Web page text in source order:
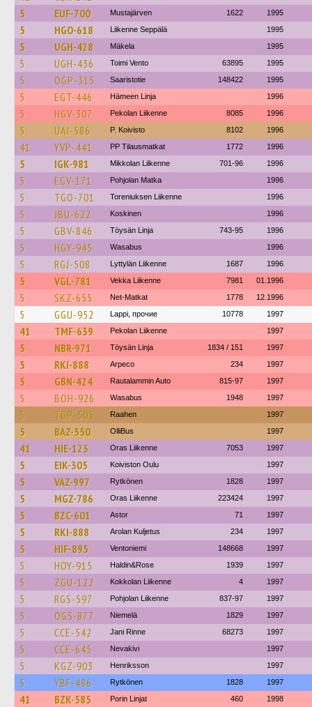
5 EUF-700 Mustajärven 1622 1995
5 HGO-618 Liikenne Seppälä 1995
5 UGH-428 Mäkela 1995
5 UGH-436 Toimi Vento 63895 1995
5 OGP-315 Saaristotie 148422 1995
5 EGT-446 Hämeen Linja 1996
5 HGV-307 Pekolan Liikenne 8085 1996
5 UAI-586 P. Koivisto 8102 1996
41 YVP-441 PP Tilausmatkat 1772 1996
5 IGK-981 Mikkolan Liikenne 701-96 1996
5 EGV-171 Pohjolan Matka 1996
5 TGO-701 Toreniuksen Liikenne 1996
5 JBU-622 Koskinen 1996
5 GBV-846 Töysän Linja 743-95 1996
5 HGY-945 Wasabus 1996
5 RGJ-508 Lyttylän Liikenne 1687 1996
5 VGL-781 Vekka Liikenne 7981 01.1996
5 SKZ-655 Net-Matkat 1778 12.1996
5 GGU-952 Lappi, прочие 10778 1997
41 TMF-639 Pekolan Liikenne 1997
5 NBR-971 Töysän Linja 1834 / 151 1997
5 RKI-888 Arpeco 234 1997
5 GBN-424 Rautalammin Auto 815-97 1997
5 BOH-926 Wasabus 1948 1997
5 TGP-505 Raahen 1997
5 BAZ-550 OlliBus 1997
41 HIE-123 Oras Liikenne 7053 1997
5 EIK-305 Koiviston Oulu 1997
5 VAZ-997 Rytkönen 1828 1997
5 MGZ-786 Oras Liikenne 223424 1997
5 BZC-601 Astor 71 1997
5 RKI-888 Arolan Kuljetus 234 1997
5 HIF-895 Ventoniemi 148668 1997
5 HOY-915 Haldin&Rose 1939 1997
5 ZGU-122 Kokkolan Liikenne 4 1997
5 RGS-597 Pohjolan Liikenne 837-97 1997
5 OGS-877 Niemelä 1829 1997
5 CCE-542 Jani Rinne 68273 1997
5 CCE-645 Nevakivi 1997
5 KGZ-903 Henriksson 1997
5 YBF-486 Rytkönen 1828 1997
41 BZK-585 Porin Linjat 460 1998